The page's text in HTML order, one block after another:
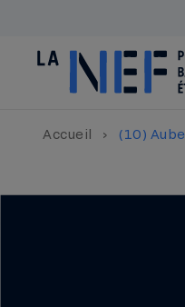
Accueil › (10) Aube